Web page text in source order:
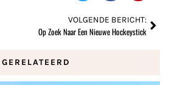
VOLGENDE BERICHT:
Op Zoek Naar Een Nieuwe Hockeystick
GERELATEERD